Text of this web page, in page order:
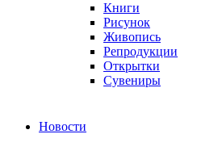
Книги
Рисунок
Живопись
Репродукции
Открытки
Сувениры
Новости